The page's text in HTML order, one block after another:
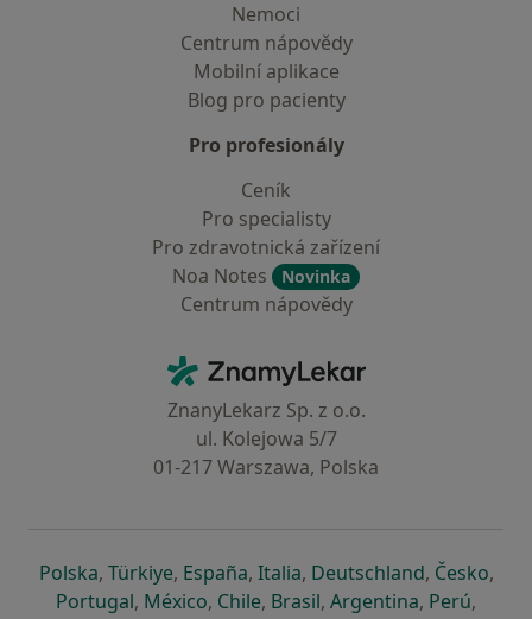
Nemoci
Centrum nápovědy
Mobilní aplikace
Blog pro pacienty
Pro profesionály
Ceník
Pro specialisty
Pro zdravotnická zařízení
Noa Notes
Novinka
Centrum nápovědy
ZnamyLekar - Hlavní stránka
ZnanyLekarz Sp. z o.o.
ul. Kolejowa 5/7
01-217 Warszawa, Polska
Polskase otevře v nové záložce
, Türkiyese otevře v nové záložce
, Españase otevře v nové záložce
, Italiase otevře v nové záložce
, Deutschlandse otevře v
, Českose
,
Portugalse otevře v nové záložce
, Méxicose otevře v nové záložce
, Chilese otevře v nové záložce
, Brasilse otevře v nové
, Argentinase otevře v
, Perúse
,